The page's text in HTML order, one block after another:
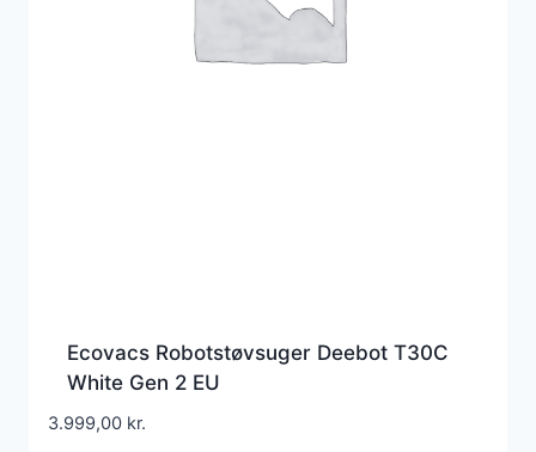
Ecovacs Robotstøvsuger Deebot T30C
White Gen 2 EU
3.999,00 kr.